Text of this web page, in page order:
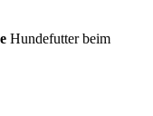
Hundefutter beim